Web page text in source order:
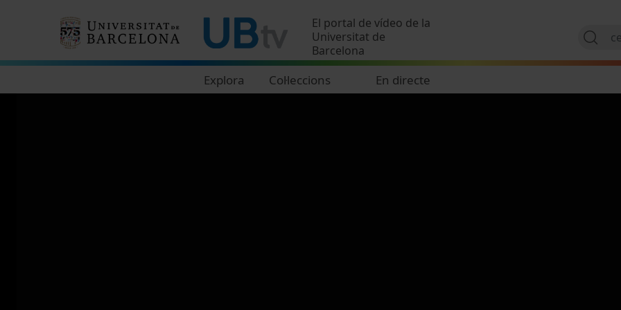
El portal de vídeo de la
Universitat de
Barcelona
Explora Col·leccions En directe